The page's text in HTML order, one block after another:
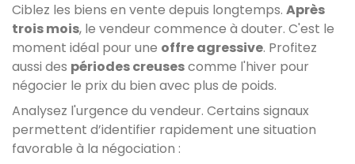
Ciblez les biens en vente depuis longtemps. Après
trois mois, le vendeur commence à douter. C'est le
moment idéal pour une offre agressive. Profitez
aussi des périodes creusescomme l'hiver pour
négocier le prix du bien avec plus de poids.
Analysez l'urgence du vendeur. Certains signaux
permettent d’identifier rapidement une situation
favorable à la négociation :